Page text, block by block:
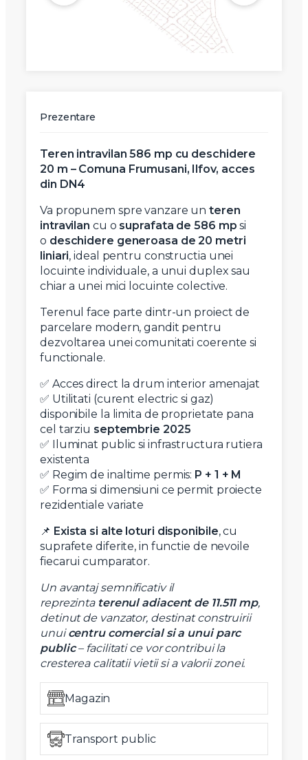
Prezentare
Teren intravilan 586 mp cu deschidere
20 m – Comuna Frumusani, Ilfov, acces
din DN4
Va propunem spre vanzare unteren
intravilan cu o suprafata de 586 mp si
o deschidere generoasa de 20 metri
liniari, ideal pentru constructia unei
locuinte individuale, a unui duplex sau
chiar a unei mici locuinte colective.
Terenul face parte dintr-un proiect de
parcelare modern, gandit pentru
dezvoltarea unei comunitati coerente si
functionale.
✅ Acces direct la drum interior amenajat
✅ Utilitati (curent electric si gaz)
disponibile la limita de proprietate pana
cel tarziu septembrie 2025
✅ Iluminat public si infrastructura rutiera
existenta
✅ Regim de inaltime permis: P + 1 + M
✅ Forma si dimensiuni ce permit proiecte
rezidentiale variate
📌 Exista si alte loturi disponibile, cu
suprafete diferite, in functie de nevoile
fiecarui cumparator.
Un avantaj semnificativ il
reprezinta terenul adiacent de 11.511 mp,
detinut de vanzator, destinat construirii
unuicentru comercial si a unui parc
public– facilitati ce vor contribui la
cresterea calitatii vietii si a valorii zonei.
Magazin
Transport public